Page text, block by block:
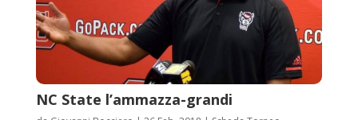
NC State l’ammazza-grandi